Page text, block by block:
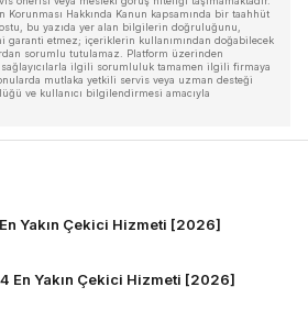
Korunması Hakkında Kanun kapsamında bir taahhüt
bu yazıda yer alan bilgilerin doğruluğunu,
etmez; içeriklerin kullanımından doğabilecek
sorumlu tutulamaz. Platform üzerinden
ilgili sorumluluk tamamen ilgili firmaya
mutlaka yetkili servis veya uzman desteği
ve kullanıcı bilgilendirmesi amacıyla
Yakın Çekici Hizmeti [2026]
En Yakın Çekici Hizmeti [2026]